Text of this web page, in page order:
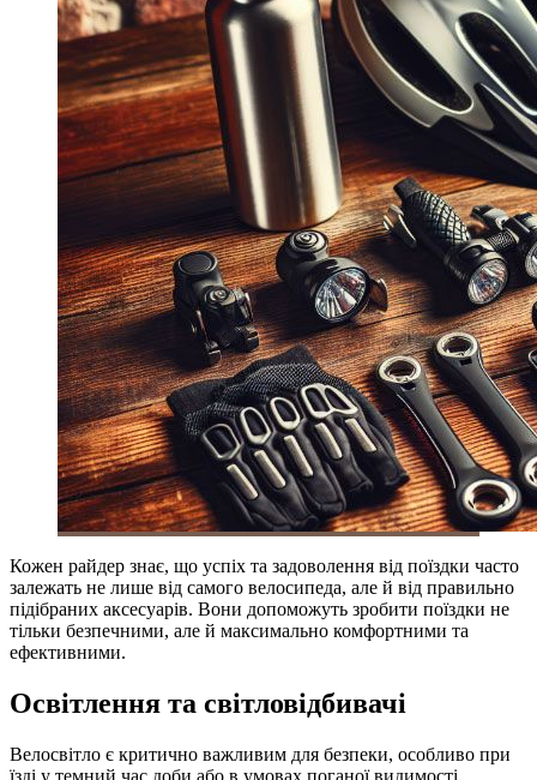
Кожен райдер знає, що успіх та задоволення від поїздки часто
залежать не лише від самого велосипеда, але й від правильно
підібраних аксесуарів. Вони допоможуть зробити поїздки не
тільки безпечними, але й максимально комфортними та
ефективними.
Освітлення та світловідбивачі
Велосвітло є критично важливим для безпеки, особливо при
їзді у темний час доби або в умовах поганої видимості.